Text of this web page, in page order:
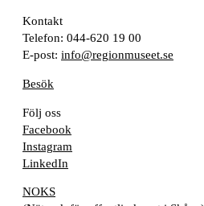
Kontakt
Telefon: 044-620 19 00
E-post: info@regionmuseet.se
Besök
Följ oss
Facebook
Instagram
LinkedIn
NOKS